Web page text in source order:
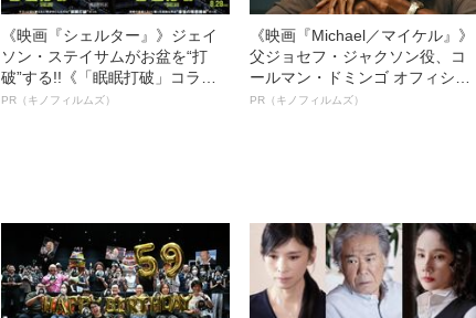
《映画『シェルター』》ジェイ
ソン・ステイサムがお盆を“打
破”する!!《「眠眠打破」コラ
ボ》
PR（キノフィルムズ）
《映画『Michael／マイケル』》
父ジョセフ・ジャクソン役、コ
ールマン・ドミンゴ オフィシャ
ルインタビュー“観客を魅了した
PR（キノフィルムズ）